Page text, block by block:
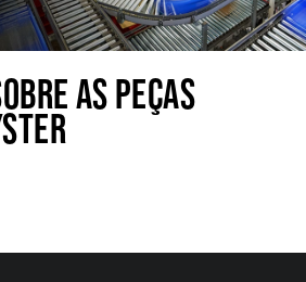
AS PEÇAS